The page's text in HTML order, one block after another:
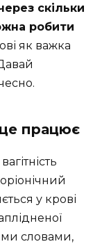
скільки
робити
як важка
працює
у крові
словами,